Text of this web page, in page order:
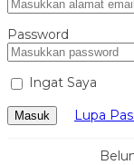
Password
Ingat Saya
Masuk Lupa